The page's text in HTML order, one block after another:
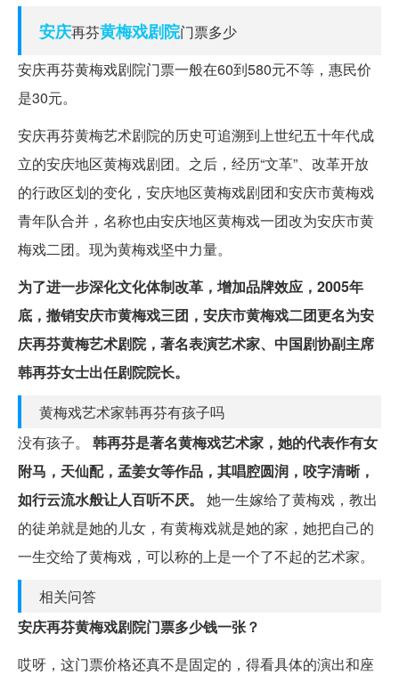
安庆再芬黄梅戏剧院门票多少
安庆再芬黄梅戏剧院门票一般在60到580元不等，惠民价
是30元。
安庆再芬黄梅艺术剧院的历史可追溯到上世纪五十年代成
立的安庆地区黄梅戏剧团。之后，经历“文革”、改革开放
的行政区划的变化，安庆地区黄梅戏剧团和安庆市黄梅戏
青年队合并，名称也由安庆地区黄梅戏一团改为安庆市黄
梅戏二团。现为黄梅戏坚中力量。
为了进一步深化文化体制改革，增加品牌效应，2005年
底，撤销安庆市黄梅戏三团，安庆市黄梅戏二团更名为安
庆再芬黄梅艺术剧院，著名表演艺术家、中国剧协副主席
韩再芬女士出任剧院院长。
黄梅戏艺术家韩再芬有孩子吗
没有孩子。 韩再芬是著名黄梅戏艺术家，她的代表作有女
附马，天仙配，孟姜女等作品，其唱腔圆润，咬字清晰，
如行云流水般让人百听不厌。
她一生嫁给了黄梅戏，教出
的徒弟就是她的儿女，有黄梅戏就是她的家，她把自己的
一生交给了黄梅戏，可以称的上是一个了不起的艺术家。
相关问答
安庆再芬黄梅戏剧院门票多少钱一张？
哎呀，这门票价格还真不是固定的，得看具体的演出和座